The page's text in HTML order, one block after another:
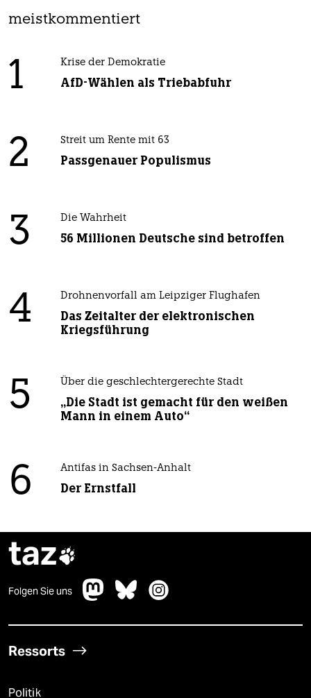
meistkommentiert
1 Krise der Demokratie
AfD-Wählen als Triebabfuhr
2 Streit um Rente mit 63
Passgenauer Populismus
3 Die Wahrheit
56 Millionen Deutsche sind betroffen
4 Drohnenvorfall am Leipziger Flughafen
Das Zeitalter der elektronischen
Kriegsführung
5 Über die geschlechtergerechte Stadt
„Die Stadt ist gemacht für den weißen
Mann in einem Auto“
6 Antifas in Sachsen-Anhalt
Der Ernstfall
taz
Folgen Sie uns
Ressorts
Politik